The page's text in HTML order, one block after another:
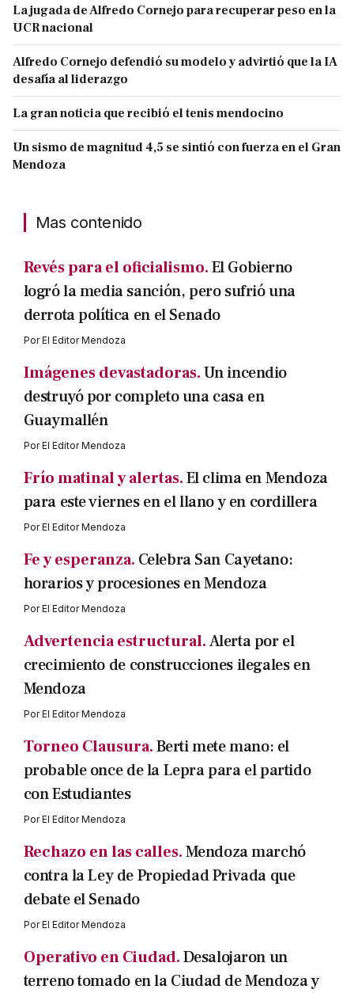
La jugada de Alfredo Cornejo para recuperar peso en la
UCR nacional
Alfredo Cornejo defendió su modelo y advirtió que la IA
desafía al liderazgo
La gran noticia que recibió el tenis mendocino
Un sismo de magnitud 4,5 se sintió con fuerza en el Gran
Mendoza
Mas contenido
Revés para el oficialismo.El Gobierno
logró la media sanción, pero sufrió una
derrota política en el Senado
PorEl Editor Mendoza
Imágenes devastadoras.Un incendio
destruyó por completo una casa en
Guaymallén
PorEl Editor Mendoza
Frío matinal y alertas.El clima en Mendoza
para este viernes en el llano y en cordillera
PorEl Editor Mendoza
Fe y esperanza. Celebra San Cayetano:
horarios y procesiones en Mendoza
PorEl Editor Mendoza
Advertencia estructural.Alerta por el
crecimiento de construcciones ilegales en
Mendoza
PorEl Editor Mendoza
Torneo Clausura.Berti mete mano: el
probable once de la Lepra para el partido
con Estudiantes
PorEl Editor Mendoza
Rechazo en las calles.Mendoza marchó
contra la Ley de Propiedad Privada que
debate el Senado
PorEl Editor Mendoza
Operativo en Ciudad.Desalojaron un
terreno tomado en la Ciudad de Mendoza y